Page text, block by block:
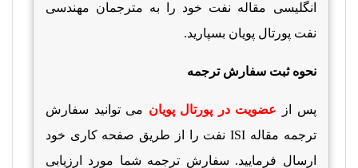
انگلیسی مقاله نفت خود را به مترجمان مهندسی
نفت پورتال پویان بسپارید.
نحوه ثبت سفارش ترجمه
پس از عضویت در پورتال پویان می توانید سفارش
ترجمه مقاله ISI نفت را از طریق صفحه کاری خود
ارسال فرمایید. سفارش ترجمه شما مورد ارزیابی